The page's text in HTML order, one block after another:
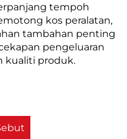
tempoh
kos peralatan,
tambahan penting
pengeluaran
kualiti produk.